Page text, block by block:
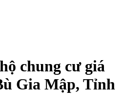
chung cư giá
Gia Mập, Tỉnh